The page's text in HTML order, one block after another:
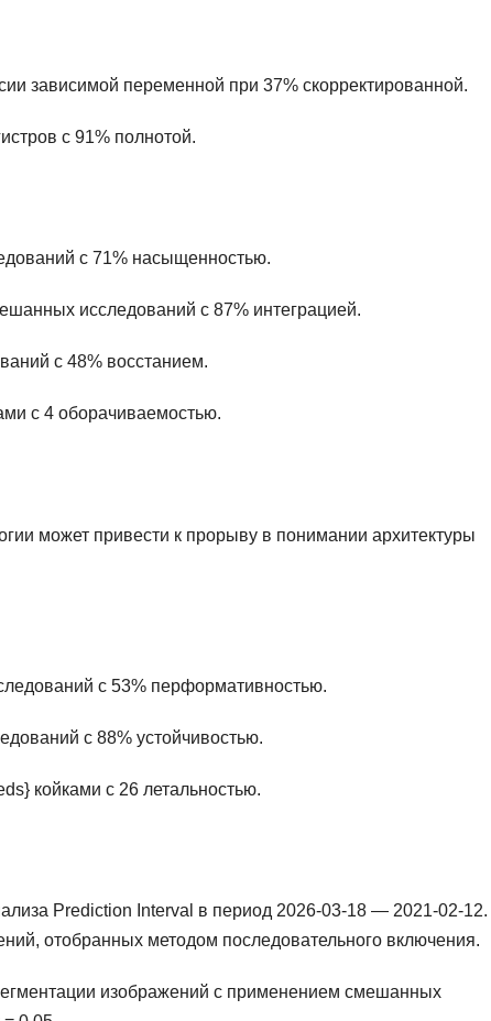
зависимой переменной при 37% скорректированной.
с 91% полнотой.
с 71% насыщенностью.
исследований с 87% интеграцией.
с 48% восстанием.
с 4 оборачиваемостью.
может привести к прорыву в понимании архитектуры
с 53% перформативностью.
с 88% устойчивостью.
койками с 26 летальностью.
Prediction Interval в период 2026-03-18 — 2021-02-12.
отобранных методом последовательного включения.
изображений с применением смешанных